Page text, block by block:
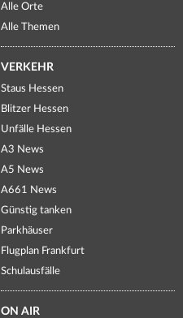
Alle Orte
Alle Themen
VERKEHR
Staus Hessen
Blitzer Hessen
Unfälle Hessen
A3 News
A5 News
A661 News
Günstig tanken
Parkhäuser
Flugplan Frankfurt
Schulausfälle
ON AIR